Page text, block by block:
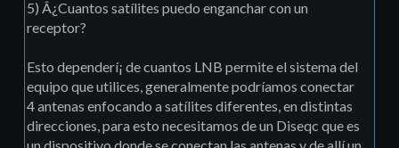
5) Â¿Cuantos satílites puedo enganchar con un
receptor?
Esto dependerí¡ de cuantos LNB permite el sistema del
equipo que utilices, generalmente podrí­amos conectar
4 antenas enfocando a satílites diferentes, en distintas
direcciones, para esto necesitamos de un Diseqc que es
un dispositivo donde se conectan las antenas y de allí­ un